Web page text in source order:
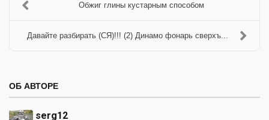
Обжиг глины кустарным способом
Давайте разбирать (СЯ)!!! (2) Динамо фонарь сверхъ...
ОБ АВТОРЕ
serg12